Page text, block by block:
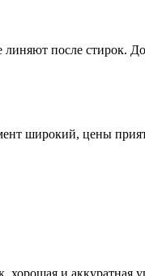
после стирок.
широкий, цены
и аккуратная